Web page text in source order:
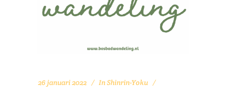
26 januari 2022 InShinrin-Yoku